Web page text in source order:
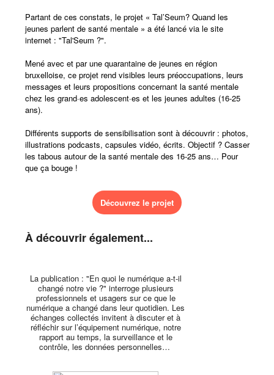
Partant de ces constats, le projet « Tal’Seum? Quand les
jeunes parlent de santé mentale » a été lancé via le site
internet : "Tal'Seum ?".
Mené avec et par une quarantaine de jeunes en région
bruxelloise, ce projet rend visibles leurs préoccupations, leurs
messages et leurs propositions concernant la santé mentale
chez les grand·es adolescent·es et les jeunes adultes (16-25
ans).
Différents supports de sensibilisation sont à découvrir : photos,
illustrations podcasts, capsules vidéo, écrits. Objectif ? Casser
les tabous autour de la santé mentale des 16-25 ans… Pour
que ça bouge !
Découvrez le projet
À découvrir également...
La publication : "En quoi le numérique a-t-il
changé notre vie ?" interroge plusieurs
professionnels et usagers sur ce que le
numérique a changé dans leur quotidien. Les
échanges collectés invitent à discuter et à
réfléchir sur l’équipement numérique, notre
rapport au temps, la surveillance et le
contrôle, les données personnelles…